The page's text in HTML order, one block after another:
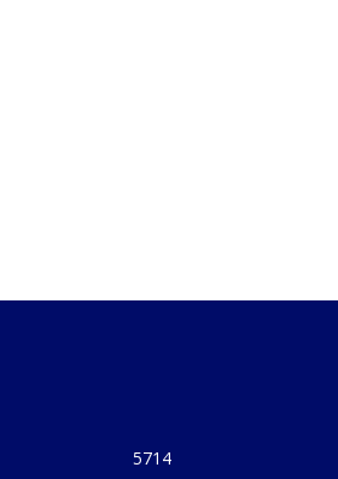
5714